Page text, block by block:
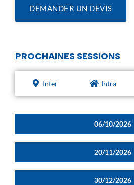
DEMANDER UN DEVIS
PROCHAINES SESSIONS
Inter Intra
06/10/2026
20/11/2026
30/12/2026